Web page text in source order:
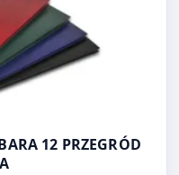
12 PRZEGRÓD